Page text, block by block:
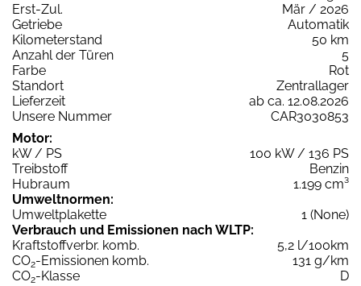
Erst-Zul.
Mär / 2026
Getriebe
Automatik
Kilometerstand
50 km
Anzahl der Türen
5
Farbe
Rot
Standort
Zentrallager
Lieferzeit
ab ca. 12.08.2026
Unsere Nummer
CAR3030853
Motor:
kW / PS
100 kW / 136 PS
Treibstoff
Benzin
Hubraum
1.199 cm³
Umweltnormen:
Umweltplakette
1 (None)
Verbrauch und Emissionen nach WLTP:
Kraftstoffverbr. komb.
5,2 l/100km
CO2-Emissionen komb.
131 g/km
CO2-Klasse
D